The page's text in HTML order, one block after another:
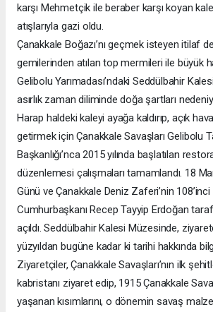
karşı Mehmetçik ile beraber karşı koyan
atışlarıyla gazi oldu.
Çanakkale Boğazı’nı geçmek isteyen itilaf
gemilerinden atılan top mermileri ile büyük
Gelibolu Yarımadası’ndaki Seddülbahir
asırlık zaman diliminde doğa şartları
Harap haldeki kaleyi ayağa kaldırıp, açık
getirmek için Çanakkale Savaşları Gelibolu
Başkanlığı’nca 2015 yılında başlatılan
düzenlemesi çalışmaları tamamlandı. 18
Günü ve Çanakkale Deniz Zaferi’nin
Cumhurbaşkanı Recep Tayyip Erdoğan
açıldı. Seddülbahir Kalesi Müzesinde,
yüzyıldan bugüne kadar ki tarihi hakkında
Ziyaretçiler, Çanakkale Savaşları’nın ilk
kabristanı ziyaret edip, 1915 Çanakkale
yaşanan kısımlarını, o dönemin savaş